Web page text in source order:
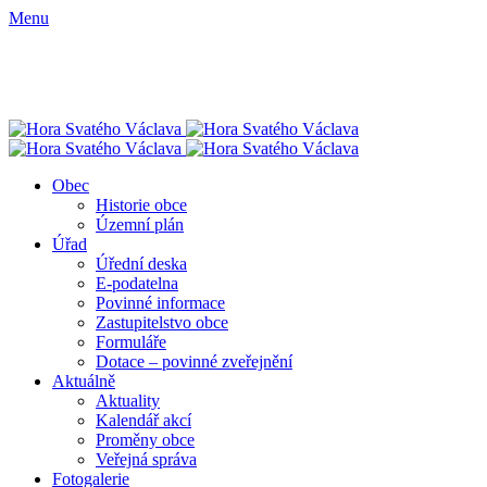
Menu
Obec
Historie obce
Územní plán
Úřad
Úřední deska
E-podatelna
Povinné informace
Zastupitelstvo obce
Formuláře
Dotace – povinné zveřejnění
Aktuálně
Aktuality
Kalendář akcí
Proměny obce
Veřejná správa
Fotogalerie